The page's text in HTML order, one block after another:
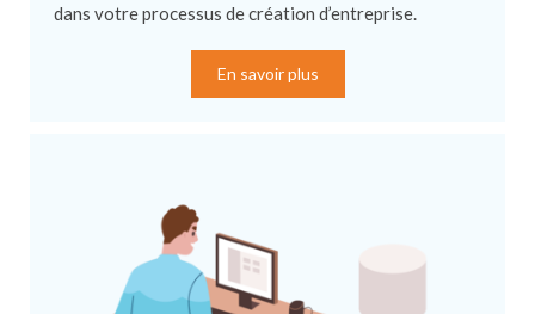
dans votre processus de création d’entreprise.
En savoir plus